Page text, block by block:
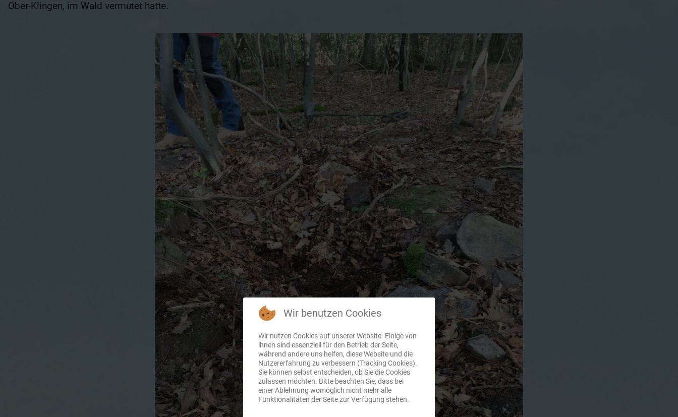
Ober-Klingen, im Wald vermutet hatte.
Wir benutzen Cookies
Wir nutzen Cookies auf unserer Website. Einige von
ihnen sind essenziell für den Betrieb der Seite,
während andere uns helfen, diese Website und die
Nutzererfahrung zu verbessern (Tracking Cookies).
Sie können selbst entscheiden, ob Sie die Cookies
zulassen möchten. Bitte beachten Sie, dass bei
einer Ablehnung womöglich nicht mehr alle
Funktionalitäten der Seite zur Verfügung stehen.